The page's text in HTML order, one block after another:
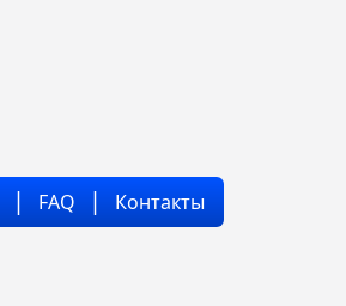
FAQ Контакты